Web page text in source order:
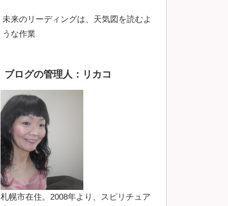
未来のリーディングは、天気図を読むよ
うな作業
ブログの管理人：リカコ
札幌市在住。2008年より、スピリチュア